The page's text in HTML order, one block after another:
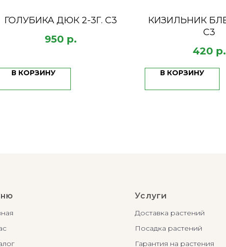
ГОЛУБИКА ДЮК 2-3Г. С3
950 р.
В КОРЗИНУ
КИЗИЛЬНИК
С3
420 р.
В КОРЗИНУ
Услуги
Доставка растений
Посадка растений
Гарантия на растения